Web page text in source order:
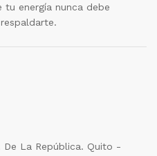
tu energía nunca debe
De La República. Quito -